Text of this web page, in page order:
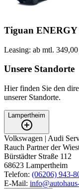
Tiguan
Leasing: ab mtl.
Unsere Standorte
Hier finden Sie den
unserer Standorte.
Lampertheim
Volkswagen | Audi
Rauch Partner der
Bürstädter Straße 112
68623 Lampertheim
Telefon: (06206) 943-
E-Mail: